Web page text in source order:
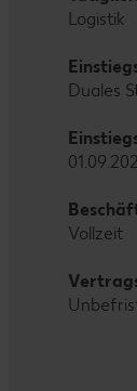
Logistik
Duales
Vollzeit